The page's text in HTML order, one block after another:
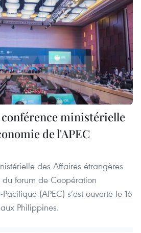
ministérielle
de l'APEC
des Affaires étrangères
du forum de Coopération
(APEC) s’est ouverte le 16
Philippines.